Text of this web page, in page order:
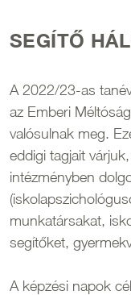
SEGÍTŐ
A 2022/23-as
az Emberi
valósulnak meg.
eddigi tagjait
intézményben
munkatársakat,
segítőket,
A képzési napok